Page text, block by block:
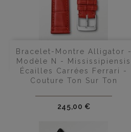
Bracelet-Montre Alligator -
Modèle N - Mississipiensis
Écailles Carrées Ferrari -
Couture Ton Sur Ton
Prix
245,00 €